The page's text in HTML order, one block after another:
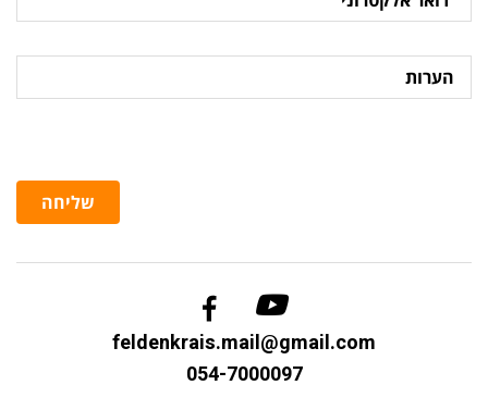
אלקטרוני
הערות
שליחה
feldenkrais.mail@gmail.com
054-7000097